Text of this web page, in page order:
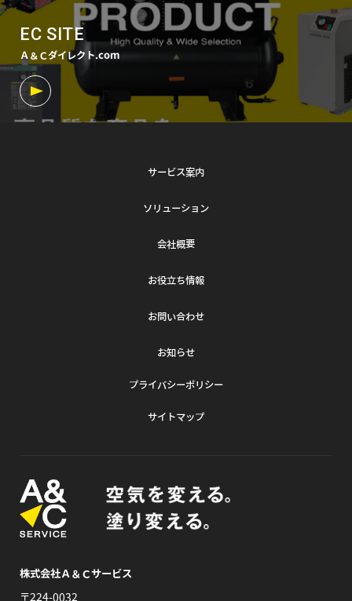
EC SITE
Ａ＆Ｃダイレクト.com
株式会社Ａ＆Ｃサービス
〒224-0032
サービス案内
ソリューション
会社概要
お役立ち情報
お問い合わせ
お知らせ
プライバシーポリシー
サイトマップ